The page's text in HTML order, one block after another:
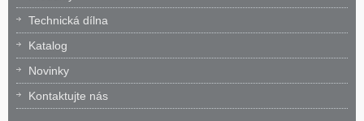
Technická dílna
Katalog
Novinky
Kontaktujte nás